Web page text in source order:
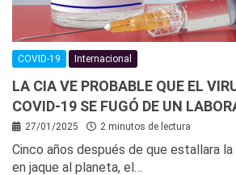
COVID-19 Internacional
LA CIA VE PROBABLE QUE EL
COVID-19 SE FUGÓ DE UN
27/01/2025 2 minutos de lectura
Cinco años después de que estallara
en jaque al planeta, el…